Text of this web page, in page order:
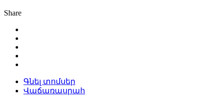
Share
Գնել տոմսեր
Վաճառասրահ